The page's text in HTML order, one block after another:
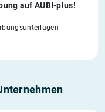
auf AUBI-plus!